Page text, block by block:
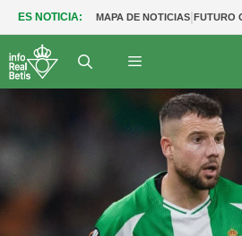
ES NOTICIA: MAPA DE NOTICIAS|FUTURO